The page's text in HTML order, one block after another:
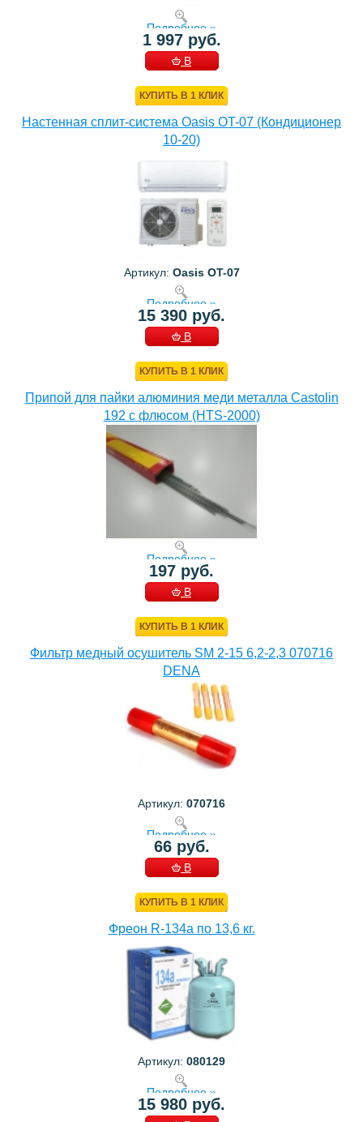
Подробнее »
1 997 руб.
В
КУПИТЬ В 1 КЛИК
Настенная сплит-система Oasis OT-07 (Кондиционер
10-20)
Артикул: Oasis OT-07
Подробнее »
15 390 руб.
В
КУПИТЬ В 1 КЛИК
Припой для пайки алюминия меди металла Castolin
192 с флюсом (HTS-2000)
Подробнее »
197 руб.
В
КУПИТЬ В 1 КЛИК
Фильтр медный осушитель SM 2-15 6,2-2,3 070716
DENA
Артикул: 070716
Подробнее »
66 руб.
В
КУПИТЬ В 1 КЛИК
Фреон R-134a по 13,6 кг.
Артикул: 080129
Подробнее »
15 980 руб.